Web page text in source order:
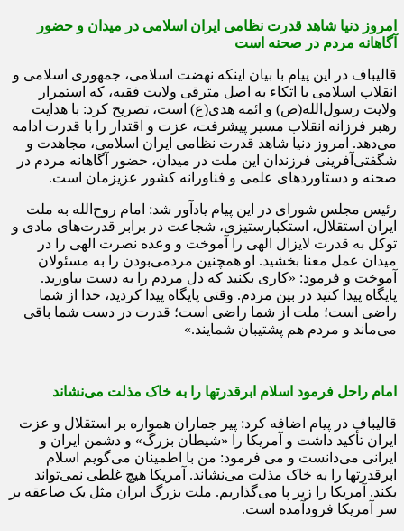
امروز دنیا شاهد قدرت نظامی ایران اسلامی در میدان و حضور
آگاهانه مردم در صحنه است
قالیباف در این پیام با بیان اینکه نهضت اسلامی، جمهوری اسلامی و
انقلاب اسلامی با اتکاء به اصل مترقی ولایت فقیه، که استمرار
ولایت رسول‌الله(ص) و ائمه هدی(ع) است، تصریح کرد: با هدایت
رهبر فرزانه انقلاب مسیر پیشرفت، عزت و اقتدار را با قدرت ادامه
می‌دهد. امروز دنیا شاهد قدرت نظامی ایران اسلامی، مجاهدت و
شگفتی‌آفرینی فرزندان این ملت در میدان، حضور آگاهانه مردم در
صحنه و دستاوردهای علمی و فناورانه کشور عزیزمان است.
رئیس مجلس شورای در این پیام یادآور شد: امام روح‌الله به ملت
ایران استقلال، استکبارستیزی، شجاعت در برابر قدرت‌های مادی و
توکل به قدرت لایزال الهی را آموخت و وعده نصرت الهی را در
میدان عمل معنا بخشید. او همچنین مردمی‌بودن را به مسئولان
آموخت و فرمود: «کاری بکنید که دل مردم را به دست بیاورید.
پایگاه پیدا کنید در بین مردم. وقتی پایگاه پیدا کردید، خدا از شما
راضی است؛ ملت از شما راضی است؛ قدرت در دست شما باقی
می‌ماند و مردم هم پشتیبان شمایند.»
امام راحل فرمود اسلام‌ ابرقدرتها را به‌ خاک‌ مذلت‌ می‌نشاند
قالیباف در پیام اضافه کرد: پیر جماران همواره بر استقلال و عزت
ایران تأکید داشت و آمریکا را «شیطان بزرگ» و دشمن ایران و
ایرانی می‌دانست و می فرمود: من‌ با اطمینان‌ می‌گویم‌ اسلام‌
ابرقدرتها را به‌ خاک‌ مذلت‌ می‌نشاند. آمریکا هیچ‌ غلطی‌ نمی‌تواند
بکند. آمریکا را زیر پا می‌گذاریم‌. ملت‌ بزرگ‌ ایران‌ مثل‌ یک‌ صاعقه‌ بر
سر آمریکا فرودآمده‌ است‌.